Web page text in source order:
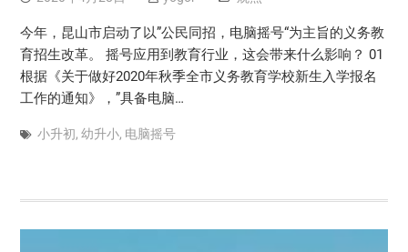
今年，昆山市启动了以”公民同招，电脑摇号“为主旨的义务教
育招生改革。 摇号应用到教育行业，这会带来什么影响？ 01
根据《关于做好2020年秋季全市义务教育学校新生入学报名
工作的通知》，”具备电脑…
小升初, 幼升小, 电脑摇号